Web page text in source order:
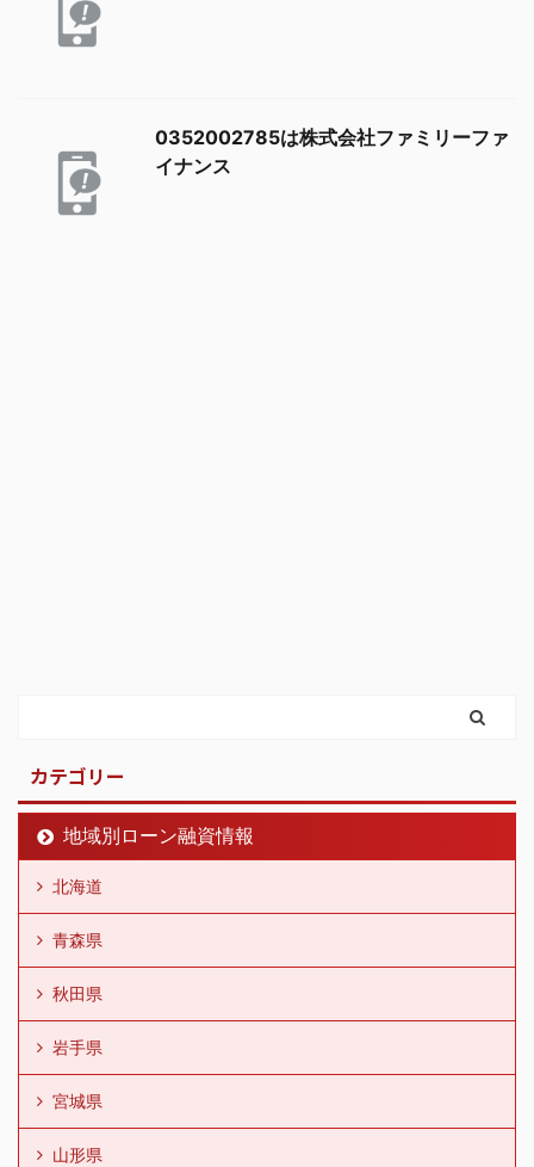
0352002785は株式会社ファミリーファ
イナンス
カテゴリー
地域別ローン融資情報
北海道
青森県
秋田県
岩手県
宮城県
山形県